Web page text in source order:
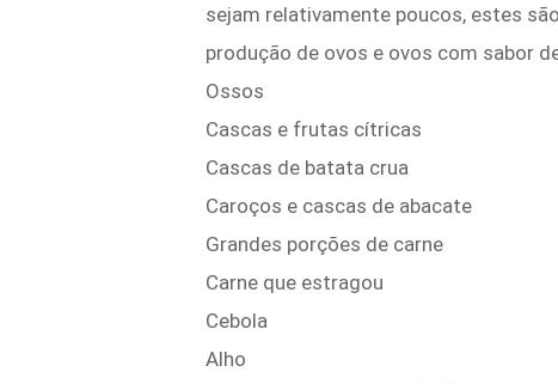
sejam relativamente poucos, estes
produção de ovos e ovos com sabor
Ossos
Cascas e frutas cítricas
Cascas de batata crua
Caroços e cascas de abacate
Grandes porções de carne
Carne que estragou
Cebola
Alho